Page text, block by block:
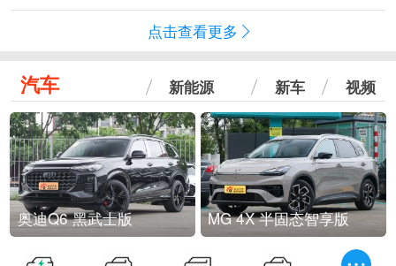
点击查看更多
汽车 新能源 新车 视频
奥迪Q6 黑武士版 MG 4X 半固态智享版